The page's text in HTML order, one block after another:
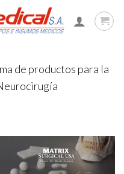
de productos para la